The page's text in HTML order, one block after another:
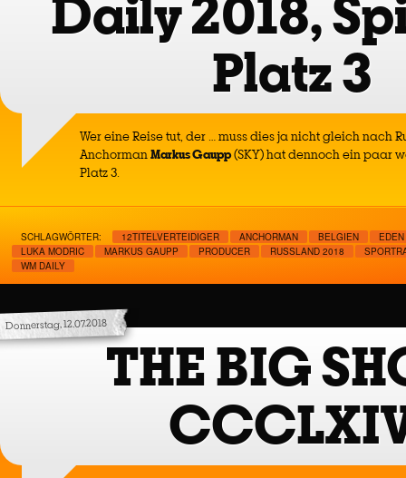
Platz 3
Wer eine Reise tut, der … muss dies ja nicht gleich nach
AnchormanMarkus Gaupp(SKY) hat dennoch ein paar
Platz 3.
SCHLAGWÖRTER: 12TITELVERTEIDIGER ANCHORMAN BELGIEN
LUKA MODRIC
MARKUS GAUPP PRODUCER RUSSLAND 2018
WM DAILY
Donnerstag, 12.07.2018
THE BIG